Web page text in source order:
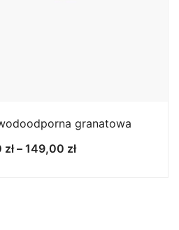
granatowa
zł – 149,00 złZakres